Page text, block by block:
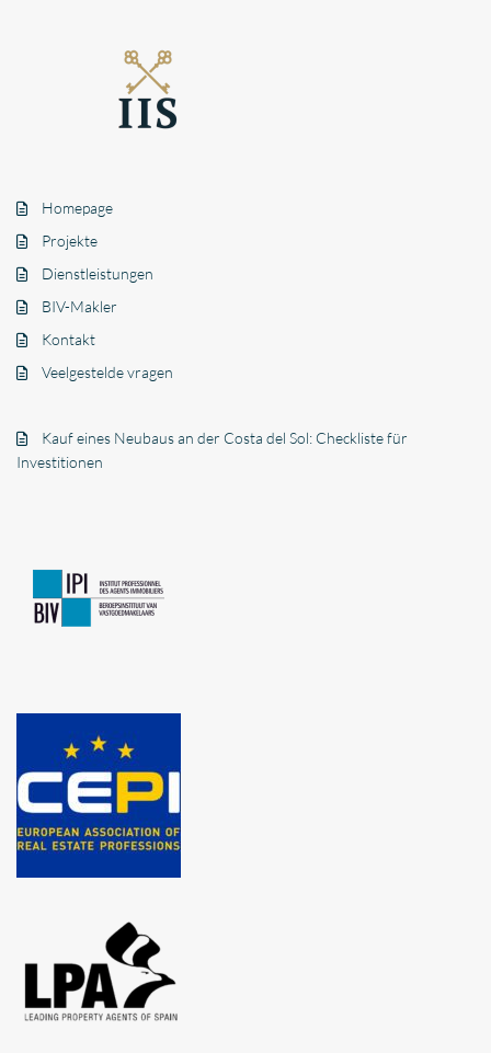
Homepage
Projekte
Dienstleistungen
BIV-Makler
Kontakt
Veelgestelde vragen
Kauf eines Neubaus an der Costa del Sol: Checkliste für
Investitionen